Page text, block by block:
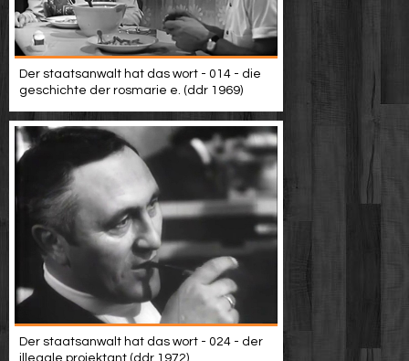
Der staatsanwalt hat das wort - 014 - die
geschichte der rosmarie e. (ddr 1969)
Der staatsanwalt hat das wort - 024 - der
illegale projektant (ddr 1972)